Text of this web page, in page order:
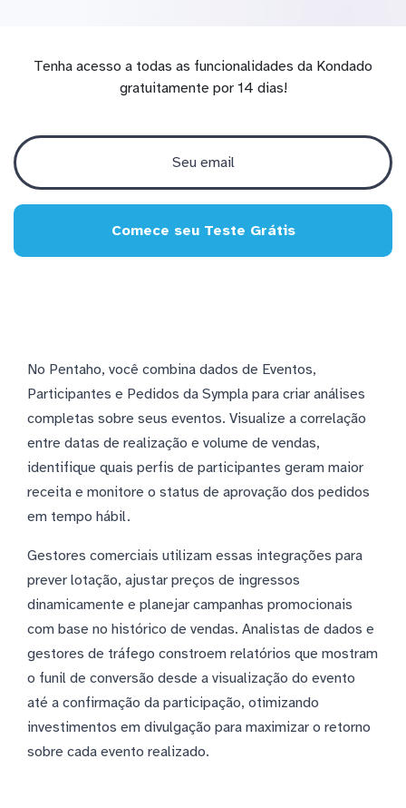
Tenha acesso a todas as funcionalidades da Kondado
gratuitamente por 14 dias!
Comece seu Teste Grátis
No Pentaho, você combina dados de Eventos,
Participantes e Pedidos da Sympla para criar análises
completas sobre seus eventos. Visualize a correlação
entre datas de realização e volume de vendas,
identifique quais perfis de participantes geram maior
receita e monitore o status de aprovação dos pedidos
em tempo hábil.
Gestores comerciais utilizam essas integrações para
prever lotação, ajustar preços de ingressos
dinamicamente e planejar campanhas promocionais
com base no histórico de vendas. Analistas de dados e
gestores de tráfego constroem relatórios que mostram
o funil de conversão desde a visualização do evento
até a confirmação da participação, otimizando
investimentos em divulgação para maximizar o retorno
sobre cada evento realizado.